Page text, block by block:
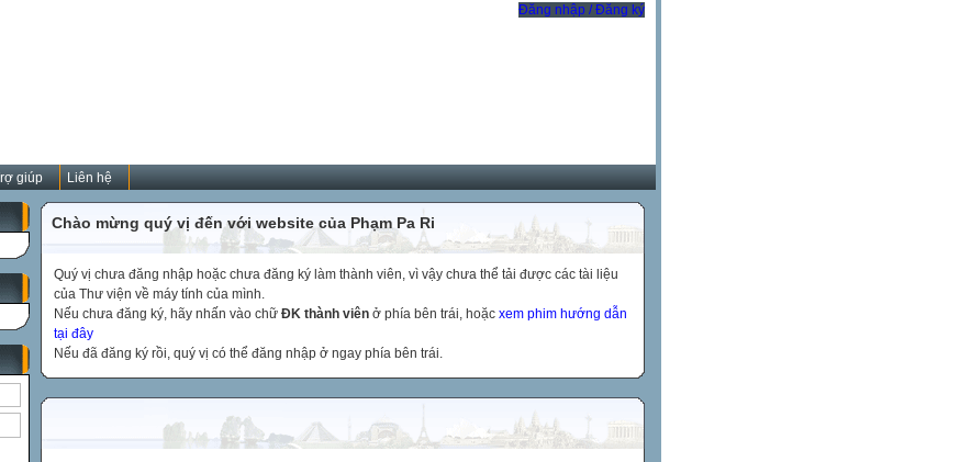
Đăng nhập / Đăng ký
giúp Liên hệ
Chào mừng quý vị đến với website của Phạm Pa Ri
Quý vị chưa đăng nhập hoặc chưa đăng ký làm thành viên, vì vậy chưa thể tải được các tài liệu
của Thư viện về máy tính của mình.
Nếu chưa đăng ký, hãy nhấn vào chữ ĐK thành viên ở phía bên trái, hoặc xem phim hướng dẫn
tại đây
Nếu đã đăng ký rồi, quý vị có thể đăng nhập ở ngay phía bên trái.